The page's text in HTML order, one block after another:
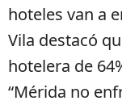
hoteles van a
Vila destacó
hotelera de
“Mérida no